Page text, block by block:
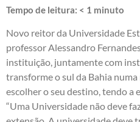
Tempo de leitura: < 1 minuto
Novo reitor da Universidade
professor Alessandro
instituição, juntamente com
transforme o sul da Bahia
escolher o seu destino, tendo a
“Uma Universidade não deve